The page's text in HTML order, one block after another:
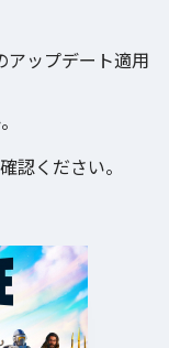
アップデート適用
認ください。